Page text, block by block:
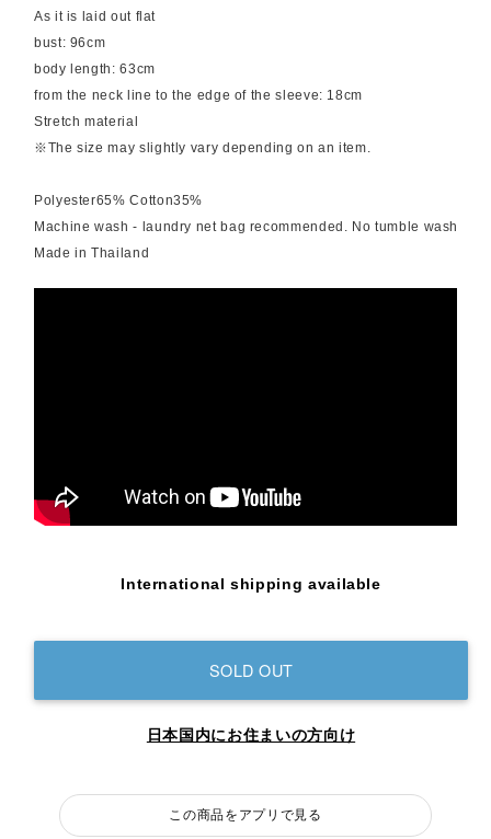
As it is laid out flat
bust: 96cm
body length: 63cm
from the neck line to the edge of the sleeve: 18cm
Stretch material
※The size may slightly vary depending on an item.
Polyester65% Cotton35%
Machine wash - laundry net bag recommended. No tumble wash
Made in Thailand
International shipping available
SOLD OUT
日本国内にお住まいの方向け
この商品をアプリで見る